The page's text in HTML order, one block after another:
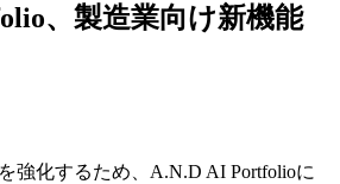
、製造業向け新機能
強化するため、A.N.D AI Portfolioに